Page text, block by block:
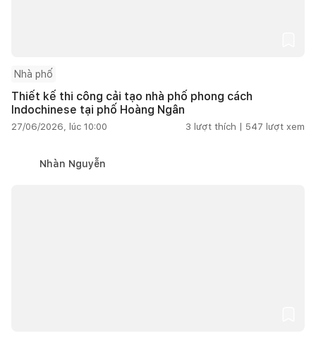
Nhà phố
Thiết kế thi công cải tạo nhà phố phong cách
Indochinese tại phố Hoàng Ngân
27/06/2026, lúc 10:00 3 lượt thích | 547 lượt xem
Nhàn Nguyễn